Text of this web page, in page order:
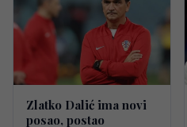
Zlatko Dalić ima novi
posao, postao